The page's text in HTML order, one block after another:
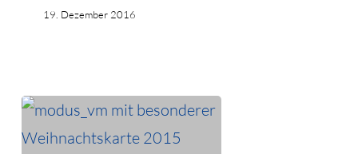
19. Dezember 2016